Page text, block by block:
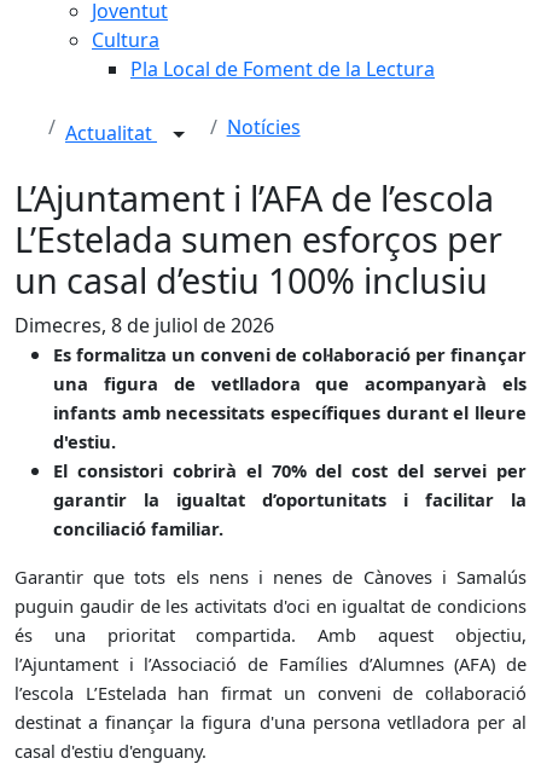
Joventut
Cultura
Pla Local de Foment de la Lectura
Actualitat Notícies
L’Ajuntament i l’AFA de l’escola
L’Estelada sumen esforços per
un casal d’estiu 100% inclusiu
Dimecres, 8 de juliol de 2026
Es formalitza un conveni de col·laboració per finançar
una figura de vetlladora que acompanyarà els
infants amb necessitats específiques durant el lleure
d'estiu.
El consistori cobrirà el 70% del cost del servei per
garantir la igualtat d’oportunitats i facilitar la
conciliació familiar.
Garantir que tots els nens i nenes de Cànoves i Samalús
puguin gaudir de les activitats d'oci en igualtat de condicions
és una prioritat compartida. Amb aquest objectiu,
l’Ajuntament i l’Associació de Famílies d’Alumnes (AFA) de
l’escola L’Estelada han firmat un conveni de col·laboració
destinat a finançar la figura d'una persona vetlladora per al
casal d'estiu d'enguany.